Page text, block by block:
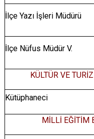
İlçe Yazı İşleri Müdürü
İlçe Nüfus Müdür V.
KÜLTÜR VE
Kütüphaneci
MİLLİ EĞİTİM